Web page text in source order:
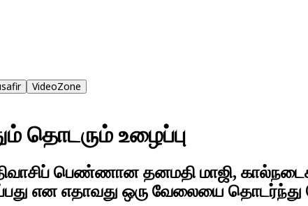
VideoZone
தொடரும் உழைப்பு
பெண்ணான தனமதி மாஜி,
என எதாவது ஒரு வேலையை தொடர்ந்து